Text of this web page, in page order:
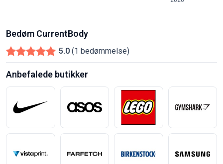
Bedøm CurrentBody
5.0 (1 bedømmelse)
Anbefalede butikker